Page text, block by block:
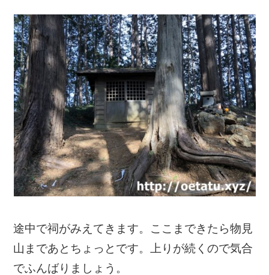
途中で祠がみえてきます。ここまできたら物見
山まであとちょっとです。上りが続くので気合
でふんばりましょう。